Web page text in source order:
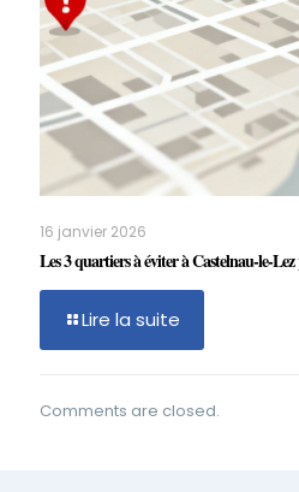
16 janvier 2026
Les 3 quartiers à éviter à Castelnau-le-
Lire la suite
Comments are closed.